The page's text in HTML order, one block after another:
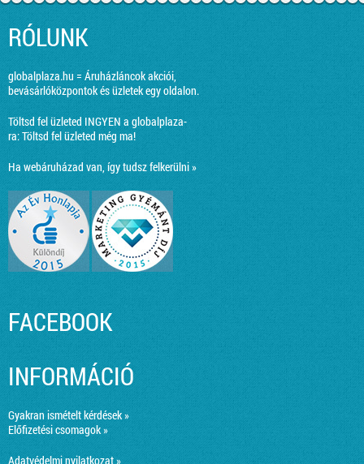
RÓLUNK
globalplaza.hu = Áruházláncok akciói,
bevásárlóközpontok és üzletek egy oldalon.
Töltsd fel üzleted INGYEN a globalplaza-
ra:Töltsd fel üzleted még ma!
Ha webáruházad van, így tudsz felkerülni »
FACEBOOK
INFORMÁCIÓ
Gyakran ismételt kérdések »
Előfizetési csomagok »
Adatvédelmi nyilatkozat »